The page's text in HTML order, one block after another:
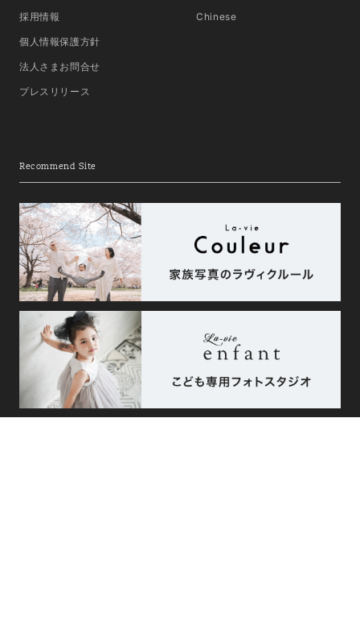
採用情報
個人情報保護方針
法人さまお問合せ
プレスリリース
Chinese
Recommend Site